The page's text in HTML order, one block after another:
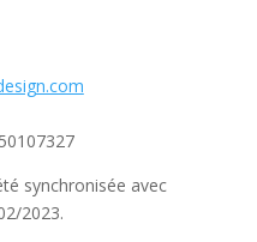
synchronisée avec
2023.